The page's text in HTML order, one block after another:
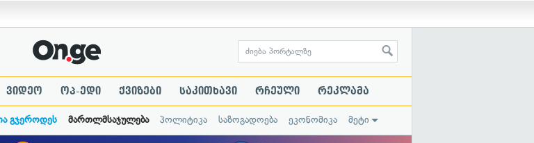
ვიდეო ოპ-ედი ქვიზები საკითხავი რჩეული რეკლამა
გჯეროდეს მართლმსაჯულება პოლიტიკა საზოგადოება ეკონომიკა მეტი